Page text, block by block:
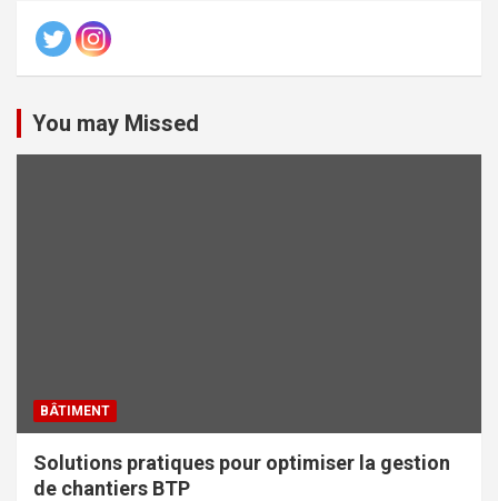
You may Missed
BÂTIMENT
Solutions pratiques pour optimiser la gestion
de chantiers BTP